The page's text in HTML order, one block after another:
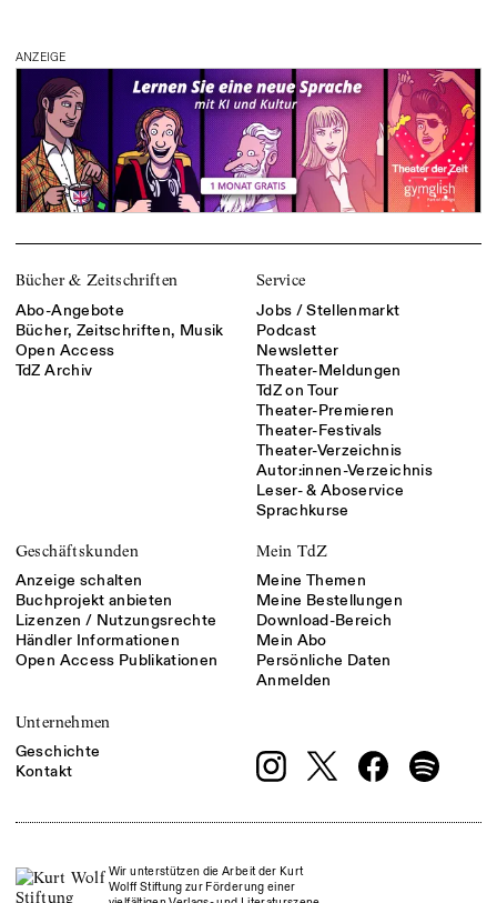
ANZEIGE
Bücher & Zeitschriften
Abo-Angebote
Bücher, Zeitschriften, Musik
Open Access
TdZ Archiv
Service
Jobs / Stellenmarkt
Podcast
Newsletter
Theater-Meldungen
TdZ on Tour
Theater-Premieren
Theater-Festivals
Theater-Verzeichnis
Autor:innen-Verzeichnis
Leser- & Aboservice
Sprachkurse
Geschäftskunden
Anzeige schalten
Buchprojekt anbieten
Lizenzen / Nutzungsrechte
Händler Informationen
Open Access Publikationen
Mein TdZ
Meine Themen
Meine Bestellungen
Download-Bereich
Mein Abo
Persönliche Daten
Anmelden
Unternehmen
Geschichte
Kontakt
Wir unterstützen die Arbeit der Kurt
Wolff Stiftung zur Förderung einer